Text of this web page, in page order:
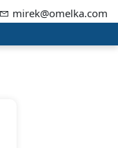
mirek@omelka.com